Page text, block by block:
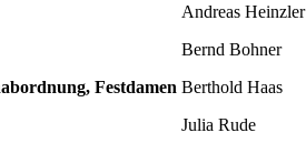
Festdamen
Andreas Heinzler
Bernd Bohner
Berthold Haas
Julia Rude